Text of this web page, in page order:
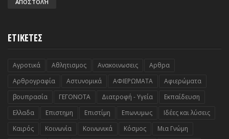
ΕΤΙΚΕΤΕΣ
Αγροτικά Αθλητισμος Ανακοινωσεις
Αρθρα
Αρθρογραφία
Αστυνομικά ΑΦΙΕΡΩΜΑΤΑ
Αφιερώματα
βουπρασία
ΓΕΓΟΝΟΤΑ Διατροφή - Υγεία
Εκπαίδευση
Ελλαδα
Επιστημη Επιστίμη Επωνυμως
Ιδέες και λύσεις
Καιρός
Κοινωνία Κοινωνικά Κόσμος
Μια Γνώμη